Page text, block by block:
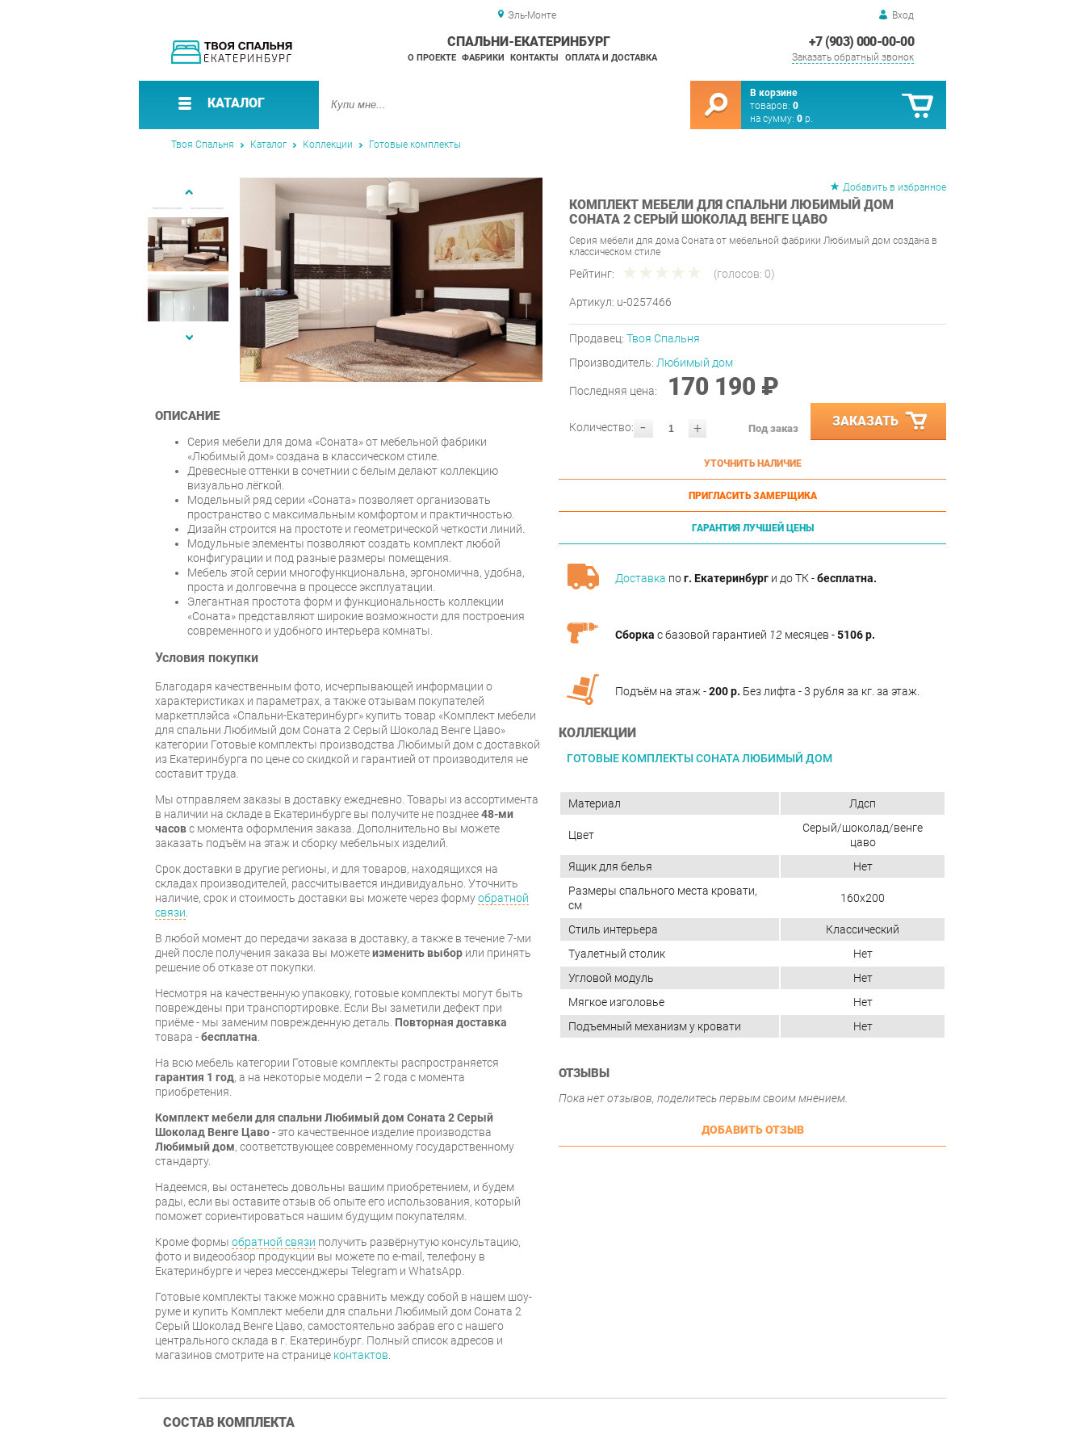
Эль-Монте Вход
+7 (903) 000-00-00
Заказать обратный звонок
СПАЛЬНИ-ЕКАТЕРИНБУРГ
О ПРОЕКТЕ ФАБРИКИ КОНТАКТЫ ОПЛАТА И ДОСТАВКА
КАТАЛОГ
В корзине
товаров: 0
на сумму: 0 р.
Твоя Спальня Каталог Коллекции Готовые комплекты
Добавить в избранное
КОМПЛЕКТ МЕБЕЛИ ДЛЯ СПАЛЬНИ ЛЮБИМЫЙ ДОМ
СОНАТА 2 СЕРЫЙ ШОКОЛАД ВЕНГЕ ЦАВО
Серия мебели для дома Соната от мебельной фабрики Любимый дом создана в
классическом стиле
Рейтинг: (голосов: 0)
Артикул: u-0257466
Продавец: Твоя Спальня
Производитель: Любимый дом
Последняя цена: 170 190 ₽
- +
Количество: Под заказ ЗАКАЗАТЬ
УТОЧНИТЬ НАЛИЧИЕ
ПРИГЛАСИТЬ ЗАМЕРЩИКА
ГАРАНТИЯ ЛУЧШЕЙ ЦЕНЫ
Доставка пог. Екатеринбург и до ТК -бесплатна.
Сборка с базовой гарантией 12 месяцев -5106 р.
Подъём на этаж -200 р. Без лифта - 3 рубля за кг. за этаж.
КОЛЛЕКЦИИ
ГОТОВЫЕ КОМПЛЕКТЫ СОНАТА ЛЮБИМЫЙ ДОМ
ОПИСАНИЕ
Серия мебели для дома «Соната» от мебельной фабрики
«Любимый дом» создана в классическом стиле.
Древесные оттенки в сочетнии с белым делают коллекцию
визуально лёгкой.
Модельный ряд серии «Соната» позволяет организовать
пространство с максимальным комфортом и практичностью.
Дизайн строится на простоте и геометрической четкости линий.
Модульные элементы позволяют создать комплект любой
конфигурации и под разные размеры помещения.
Мебель этой серии многофункциональна, эргономична, удобна,
проста и долговечна в процессе эксплуатации.
Элегантная простота форм и функциональность коллекции
«Соната» представляют широкие возможности для построения
современного и удобного интерьера комнаты.
Условия покупки
Благодаря качественным фото, исчерпывающей информации о
характеристиках и параметрах, а также отзывам покупателей
маркетплэйса «Спальни-Екатеринбург» купить товар «Комплект мебели
для спальни Любимый дом Соната 2 Серый Шоколад Венге Цаво»
категории Готовые комплекты производства Любимый дом с доставкой
из Екатеринбурга по цене со скидкой и гарантией от производителя не
составит труда.
Мы отправляем заказы в доставку ежедневно. Товары из ассортимента
в наличии на складе в Екатеринбурге вы получите не позднее48-ми
часовс момента оформления заказа. Дополнительно вы можете
заказать подъём на этаж и сборку мебельных изделий.
Срок доставки в другие регионы, и для товаров, находящихся на
складах производителей, рассчитывается индивидуально. Уточнить
наличие, срок и стоимость доставки вы можете через формуобратной
связи
В любой момент до передачи заказа в доставку, а также в течение 7-ми
дней после получения заказа вы можетеизменить выбор или принять
решение об отказе от покупки.
Несмотря на качественную упаковку, готовые комплекты могут быть
повреждены при транспортировке. Если Вы заметили дефект при
приёме - мы заменим поврежденную деталь. Повторная доставка
товара -бесплатна
На всю мебель категории Готовые комплекты распространяется
гарантия 1 год, а на некоторые модели – 2 года с момента
приобретения.
Комплект мебели для спальни Любимый дом Соната 2 Серый
Шоколад Венге Цаво- это качественное изделие производства
Любимый дом, соответствующее современному государственному
стандарту.
Надеемся, вы останетесь довольны вашим приобретением, и будем
рады, если вы оставите отзыв об опыте его использования, который
поможет сориентироваться нашим будущим покупателям.
Кроме формы обратной связи получить развёрнутую консультацию,
фото и видеообзор продукции вы можете по e-mail, телефону в
Екатеринбурге и через мессенджеры Telegram и WhatsApp.
Готовые комплекты также можно сравнить между собой в нашем шоу-
руме и купить Комплект мебели для спальни Любимый дом Соната 2
Серый Шоколад Венге Цаво, самостоятельно забрав его с нашего
центрального склада в г. Екатеринбург. Полный список адресов и
магазинов смотрите на странице контактов
Материал Лдсп
Цвет
Серый/шоколад/венге
цаво
Ящик для белья
Нет
Размеры спального места кровати,
см
160x200
Стиль интерьера
Классический
Туалетный столик
Нет
Угловой модуль
Нет
Мягкое изголовье
Нет
Подъемный механизм у кровати
Нет
ОТЗЫВЫ
Пока нет отзывов, поделитесь первым своим мнением.
ДОБАВИТЬ ОТЗЫВ
СОСТАВ КОМПЛЕКТА